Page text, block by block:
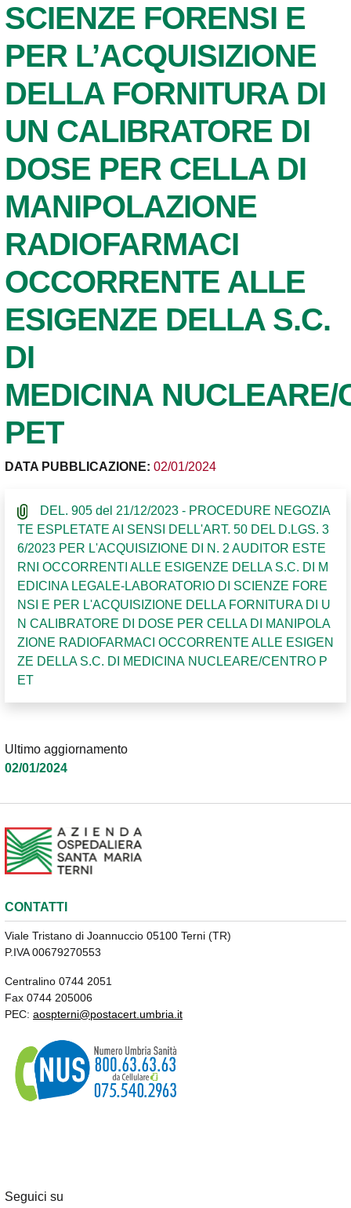
SCIENZE FORENSI E
PER L’ACQUISIZIONE
DELLA FORNITURA DI
UN CALIBRATORE DI
DOSE PER CELLA DI
MANIPOLAZIONE
RADIOFARMACI
OCCORRENTE ALLE
ESIGENZE DELLA S.C.
DI
MEDICINA NUCLEARE/
PET
DATA PUBBLICAZIONE: 02/01/2024
DEL. 905 del 21/12/2023 - PROCEDURE NEGOZIA
TE ESPLETATE AI SENSI DELL'ART. 50 DEL D.LGS. 3
6/2023 PER L'ACQUISIZIONE DI N. 2 AUDITOR ESTE
RNI OCCORRENTI ALLE ESIGENZE DELLA S.C. DI M
EDICINA LEGALE-LABORATORIO DI SCIENZE FORE
NSI E PER L'ACQUISIZIONE DELLA FORNITURA DI U
N CALIBRATORE DI DOSE PER CELLA DI MANIPOLA
ZIONE RADIOFARMACI OCCORRENTE ALLE ESIGEN
ZE DELLA S.C. DI MEDICINA NUCLEARE/CENTRO P
ET
Ultimo aggiornamento
02/01/2024
CONTATTI
Viale Tristano di Joannuccio 05100 Terni (TR)
P.IVA 00679270553
Centralino 0744 2051
Fax 0744 205006
PEC: aospterni@postacert.umbria.it
Seguici su